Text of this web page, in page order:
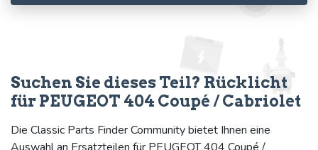
Suchen Sie dieses Teil? Rücklicht
für PEUGEOT 404 Coupé / Cabriolet
Die Classic Parts Finder Community bietet Ihnen eine